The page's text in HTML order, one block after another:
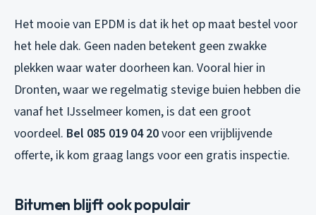
Het mooie van EPDM is dat ik het op maat bestel voor
het hele dak. Geen naden betekent geen zwakke
plekken waar water doorheen kan. Vooral hier in
Dronten, waar we regelmatig stevige buien hebben die
vanaf het IJsselmeer komen, is dat een groot
voordeel. Bel 085 019 04 20voor een vrijblijvende
offerte, ik kom graag langs voor een gratis inspectie.
Bitumen blijft ook populair